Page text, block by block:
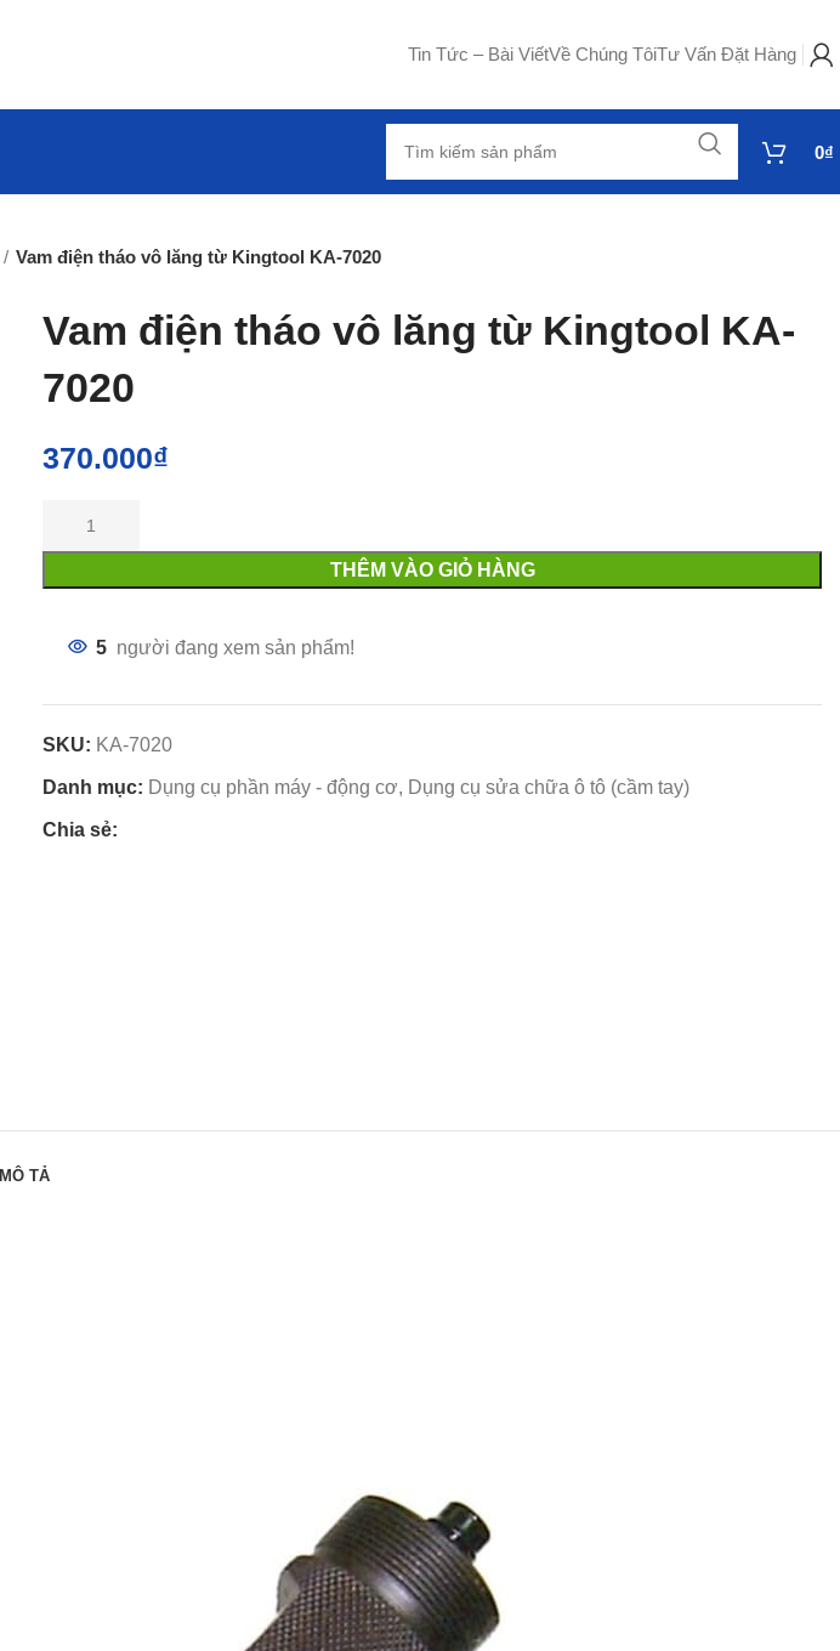
Tin Tức – Bài ViếtVề Chúng TôiTư Vấn Đặt Hàng
0₫
Vam điện tháo vô lăng từ Kingtool KA-7020
Vam điện tháo vô lăng từ Kingtool KA-
7020
370.000₫
THÊM VÀO GIỎ HÀNG
5 người đang xem sản phẩm!
SKU: KA-7020
Danh mục: Dụng cụ phần máy - động cơ, Dụng cụ sửa chữa ô tô (cầm tay)
Chia sẻ:
MÔ TẢ